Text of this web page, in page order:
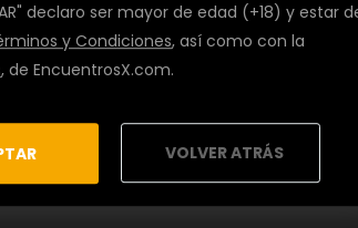
declaro ser mayor de edad (+18) y estar
y Condiciones, así como con la
, de EncuentrosX.com.
VOLVER ATRÁS